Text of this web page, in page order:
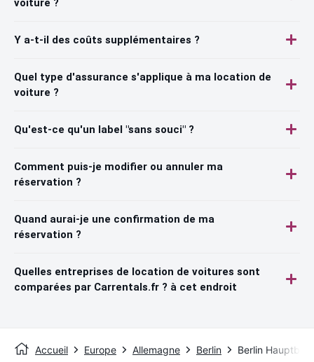
voiture ?
Y a-t-il des coûts supplémentaires ?
Quel type d'assurance s'applique à ma location de
voiture ?
Qu'est-ce qu'un label "sans souci" ?
Comment puis-je modifier ou annuler ma
réservation ?
Quand aurai-je une confirmation de ma
réservation ?
Quelles entreprises de location de voitures sont
comparées par Carrentals.fr ? à cet endroit
Accueil Europe Allemagne Berlin Berlin